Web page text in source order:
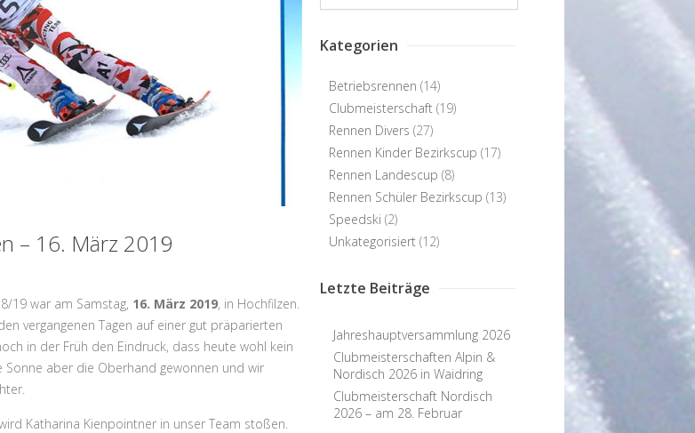
– 16. März 2019
19 war am Samstag, 16. März 2019, in Hochfilzen.
vergangenen Tagen auf einer gut präparierten
in der Früh den Eindruck, dass heute wohl kein
aber die Oberhand gewonnen und wir
Katharina Kienpointner in unser Team stoßen.
Kategorien
Betriebsrennen (14)
Clubmeisterschaft (19)
Rennen Divers (27)
Rennen Kinder Bezirkscup (17)
Rennen Landescup (8)
Rennen Schüler Bezirkscup (13)
Speedski (2)
Unkategorisiert (12)
Letzte Beiträge
Jahreshauptversammlung 2026
Clubmeisterschaften Alpin &
Nordisch 2026 in Waidring
Clubmeisterschaft Nordisch
2026 – am 28. Februar